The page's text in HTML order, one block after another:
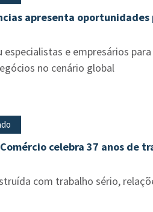
apresenta
especialistas e empresários
no cenário global
celebra 37 anos de
com trabalho sério,